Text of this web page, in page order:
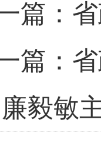
篇：
篇：
毅敏